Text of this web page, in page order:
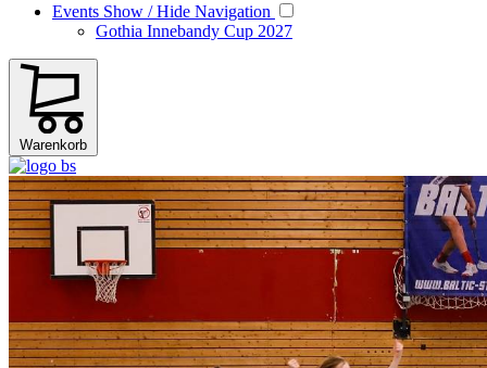
Events Show / Hide Navigation
Gothia Innebandy Cup 2027
Warenkorb